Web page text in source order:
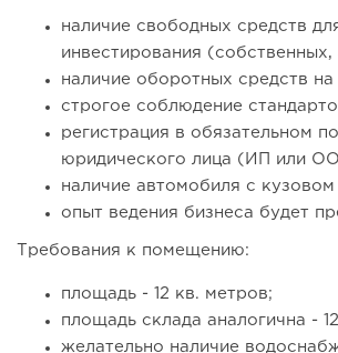
76
открытия заведения
наличие свободных средств
инвестирования
наличие оборотных средств на
строгое соблюдение
регистрация в обязательном
юридического лица (ИП или
наличие автомобиля с кузовом
опыт ведения бизнеса будет
Требования к помещению:
площадь - 12 кв. метров;
площадь склада аналогична -
желательно наличие